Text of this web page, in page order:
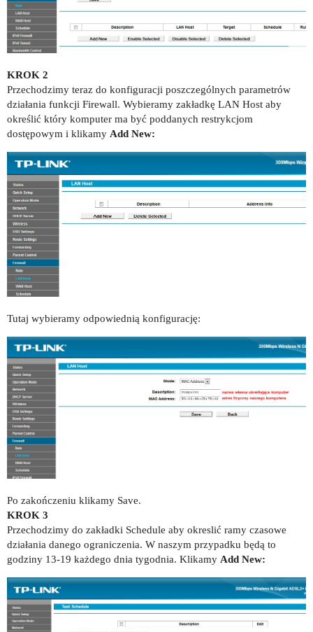
KROK 2
Przechodzimy teraz do konfiguracji poszczególnych parametrów
działania funkcji Firewall. Wybieramy zakładkę LAN Host aby
określić który komputer ma być poddanych restrykcjom
dostępowym i klikamy Add New:
Tutaj wybieramy odpowiednią konfigurację:
Po zakończeniu klikamy Save.
KROK 3
Przechodzimy do zakładki Schedule aby okreslić ramy czasowe
działania danego ograniczenia. W naszym przypadku będą to
godziny 13-19 każdego dnia tygodnia. Klikamy Add New: